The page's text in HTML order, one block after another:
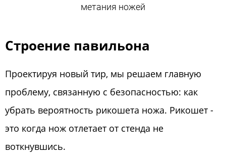
метания ножей
Строение павильона
Проектируя новый тир, мы решаем главную
проблему, связанную с безопасностью: как
убрать вероятность рикошета ножа. Рикошет -
это когда нож отлетает от стенда не
воткнувшись.